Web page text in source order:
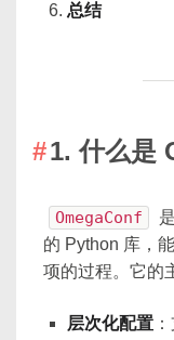
总结
1. 什么是
OmegaConf
的 Python 库，
项的过程。它的
层次化配置